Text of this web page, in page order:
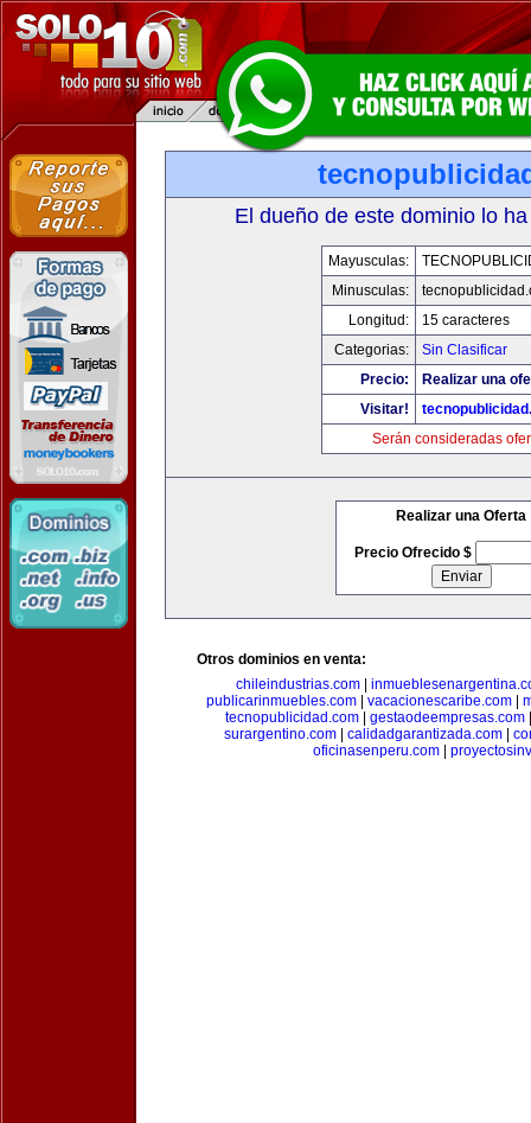
El dueño de este dominio lo
Mayusculas:
Minusculas:
Longitud:
15 caracteres
Categorias:
Sin Clasificar
Precio:
Realizar una
Visitar!
Serán consideradas
Realizar una Oferta
Precio Ofrecido $
Otros dominios en venta:
chileindustrias.com|
publicarinmuebles.com
vacacionescaribe.com
tecnopublicidad.com| gestaodeempresas.com
surargentino.com
calidadgarantizada.com
oficinasenperu.com|